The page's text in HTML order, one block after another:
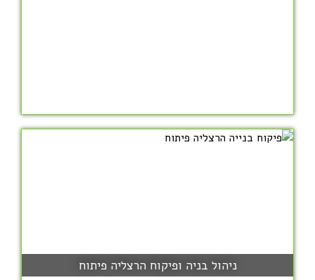
ניהול בניה ופיקוח הרצליה פיתוח